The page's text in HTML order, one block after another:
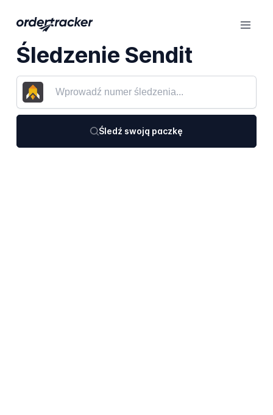
Śledzenie Sendit
Śledź swoją paczkę